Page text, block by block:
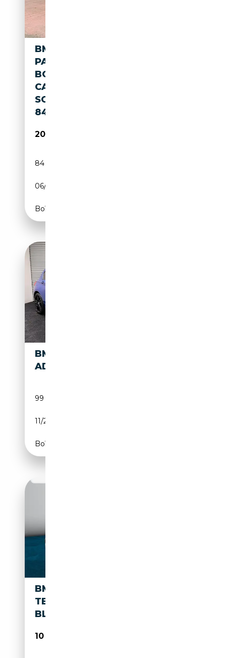
BMW 120 GARANTIE - B48 -
PACK M - SHADOWLINE -
BOITE AUTOSPORT - APPLE
CARPLAY - PALETTES - CUIR -
SOUND SYSTEM - NAVI -
84.990KM
20 990€
84 990 km
06/2018
Boîte automatique
BMW 116 116 D
ADBLUE
99 000 km
11/2019
Boîte manuelle
BMW 116 I ADVANTAGE LED
TEMPOMAT SITZHZG PDC
BLUETOOTH -
10 500€